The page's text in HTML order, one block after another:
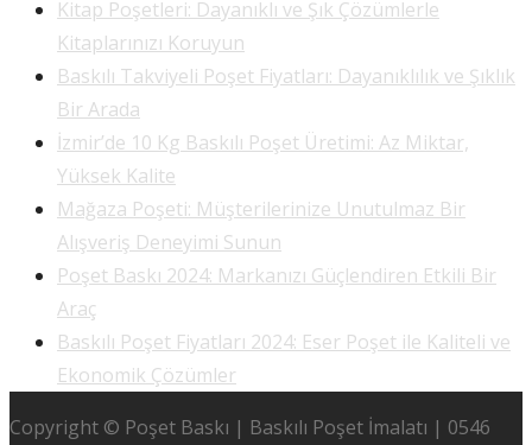
Kitap Poşetleri: Dayanıklı ve Şık Çözümlerle
Kitaplarınızı Koruyun
Baskılı Takviyeli Poşet Fiyatları: Dayanıklılık ve Şıklık
Bir Arada
İzmir’de 10 Kg Baskılı Poşet Üretimi: Az Miktar,
Yüksek Kalite
Mağaza Poşeti: Müşterilerinize Unutulmaz Bir
Alışveriş Deneyimi Sunun
Poşet Baskı 2024: Markanızı Güçlendiren Etkili Bir
Araç
Baskılı Poşet Fiyatları 2024: Eser Poşet ile Kaliteli ve
Ekonomik Çözümler
Copyright © Poşet Baskı | Baskılı Poşet İmalatı | 0546